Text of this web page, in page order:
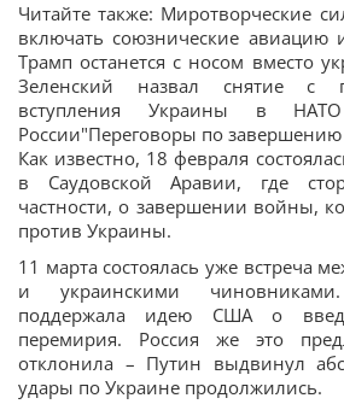
Читайте также: Миротворческие
включать союзнические авиацию
Трамп останется с носом вместо
Зеленский назвал снятие с
вступления Украины в
России"Переговоры по
Как известно, 18 февраля
в Саудовской Аравии, где
частности, о завершении войны,
против Украины.
11 марта состоялась уже встреча
и украинскими
поддержала идею США о
перемирия. Россия же это
отклонила – Путин выдвинул
удары по Украине продолжились.